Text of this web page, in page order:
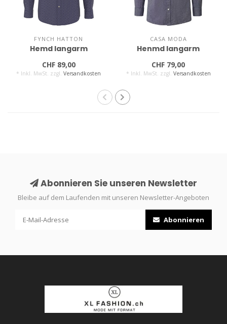
FYNCH HATTON
Hemd langarm
CHF 89,00
* Inkl. MwSt. zzgl.Versandkosten
CASA MODA
Henmd langarm
CHF 79,00
* Inkl. MwSt. zzgl. Versandkosten
Abonnieren Sie unseren Newsletter
Bleibe auf dem Laufenden mit unseren Newsletter-Angeboten
Abonnieren